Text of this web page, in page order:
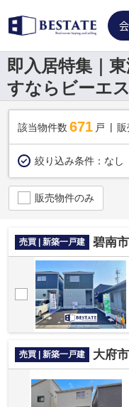
即入居特集｜
すならビーエ
該当物件数 671 戸 販
絞り込み条件： なし
販売物件のみ
売買 | 新築一戸建 碧南市福
売買 | 新築一戸建 大府市